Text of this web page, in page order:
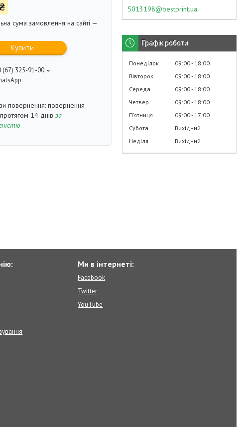
сума замовлення на сайті —
Купити
(67) 325-91-00
повернення
14 днів за
5013198@bestprint.ua
Графік роботи
Понеділок 09:00 18:00
Вівторок
09:00 18:00
Середа
09:00 18:00
Четвер
09:00 18:00
Пʼятниця
09:00 17:00
Субота
Вихідний
Неділя
Вихідний
Ми в інтернеті:
Facebook
Twitter
YouTube